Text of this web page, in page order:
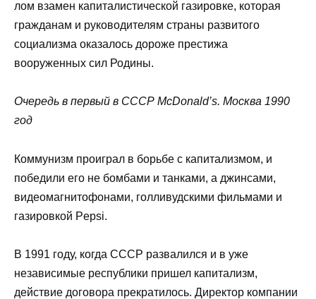
лом взамен капиталистической газировке, которая
гражданам и руководителям страны развитого
социализма оказалось дороже престижа
вооруженных сил Родины.
Очередь в первый в СССР McDonald’s. Москва 1990
год
Коммунизм проиграл в борьбе с капитализмом, и
победили его не бомбами и танками, а джинсами,
видеомагнитофонами, голливудскими фильмами и
газировкой Pepsi.
В 1991 году, когда СССР развалился и в уже
независимые республики пришел капитализм,
действие договора прекратилось. Директор компании